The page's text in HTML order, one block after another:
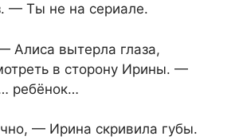
— Ты не на сериале.
Алиса вытерла глаза,
в сторону Ирины. —
ребёнок…
— Ирина скривила губы.